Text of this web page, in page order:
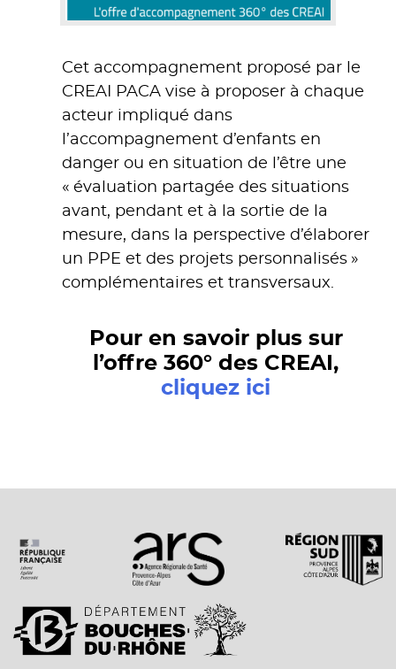
Cet accompagnement proposé par le
CREAI PACA vise à proposer à chaque
acteur impliqué dans
l’accompagnement d’enfants en
danger ou en situation de l’être une
« évaluation partagée des situations
avant, pendant et à la sortie de la
mesure, dans la perspective d’élaborer
un PPE et des projets personnalisés »
complémentaires et transversaux.
Pour en savoir plus sur
l’offre 360° des CREAI,
cliquez ici